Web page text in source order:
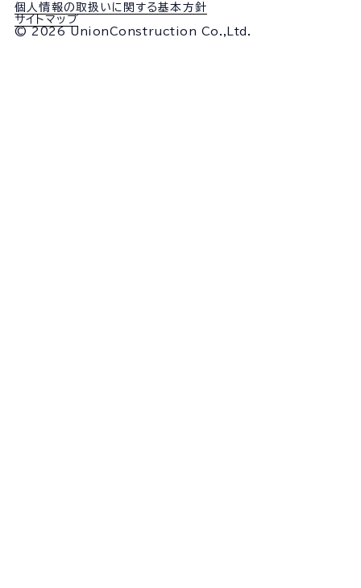
© 2026 UnionConstruction Co.,Ltd.
個人情報の取扱いに関する基本方針
サイトマップ